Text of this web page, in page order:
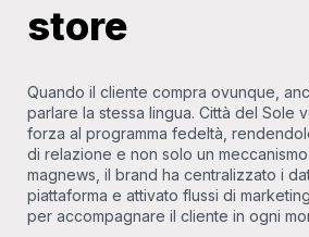
store
Quando il cliente compra ovunque,
parlare la stessa lingua. Città del Sole
forza al programma fedeltà,
di relazione e non solo un
magnews, il brand ha centralizzato i
piattaforma e attivato flussi di
per accompagnare il cliente in ogni